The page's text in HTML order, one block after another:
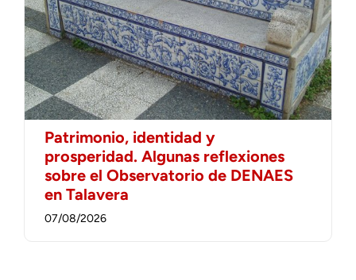
Patrimonio, identidad y
prosperidad. Algunas reflexiones
sobre el Observatorio de DENAES
en Talavera
07/08/2026